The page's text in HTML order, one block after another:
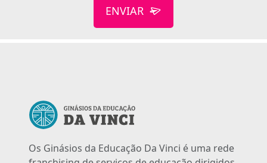
ENVIAR
Os Ginásios da Educação Da Vinci é uma rede